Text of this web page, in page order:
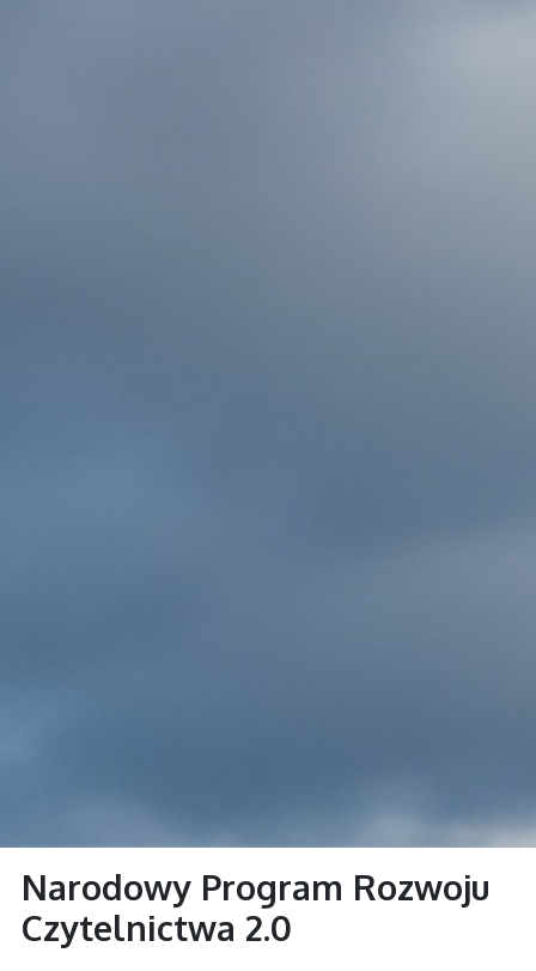
Narodowy Program Rozwoju
Czytelnictwa 2.0